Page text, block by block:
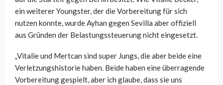
ein weiterer Youngster, der die Vorbereitung für sich
nutzen konnte, wurde Ayhan gegen Sevilla aber offiziell
aus Gründen der Belastungssteuerung nicht eingesetzt.
„Vitalie und Mertcan sind super Jungs, die aber beide eine
Verletzungshistorie haben. Beide haben eine überragende
Vorbereitung gespielt, aber ich glaube, dass sie uns